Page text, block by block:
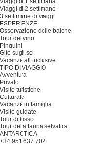
Viaggi di 1 settimana
Viaggi di 2 settimane
3 settimane di viaggi
ESPERIENZE
Osservazione delle balene
Tour del vino
Pinguini
Gite sugli sci
Vacanze all inclusive
TIPO DI VIAGGIO
Avventura
Privato
Visite turistiche
Culturale
Vacanze in famiglia
Visite guidate
Tour di lusso
Tour della fauna selvatica
ANTARCTICA
+34 951 637 702